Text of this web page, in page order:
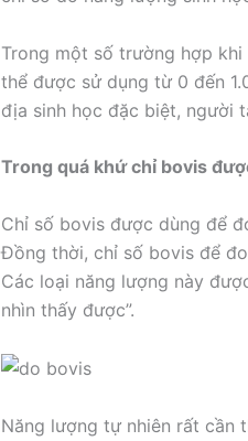
Trong một số trường hợp
thể được sử dụng từ 0 đến
địa sinh học đặc biệt, người
Trong quá khứ chỉ bovis
Chỉ số bovis được dùng để
Đồng thời, chỉ số bovis để
Các loại năng lượng này
nhìn thấy được”.
Năng lượng tự nhiên rất cần